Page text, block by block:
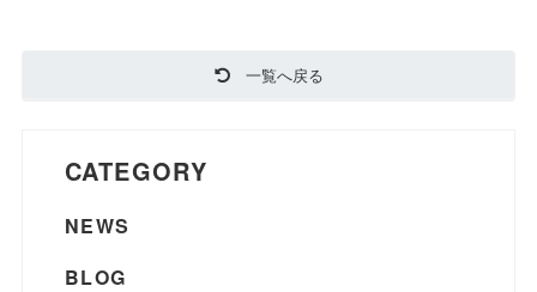
一覧へ戻る
CATEGORY
NEWS
BLOG